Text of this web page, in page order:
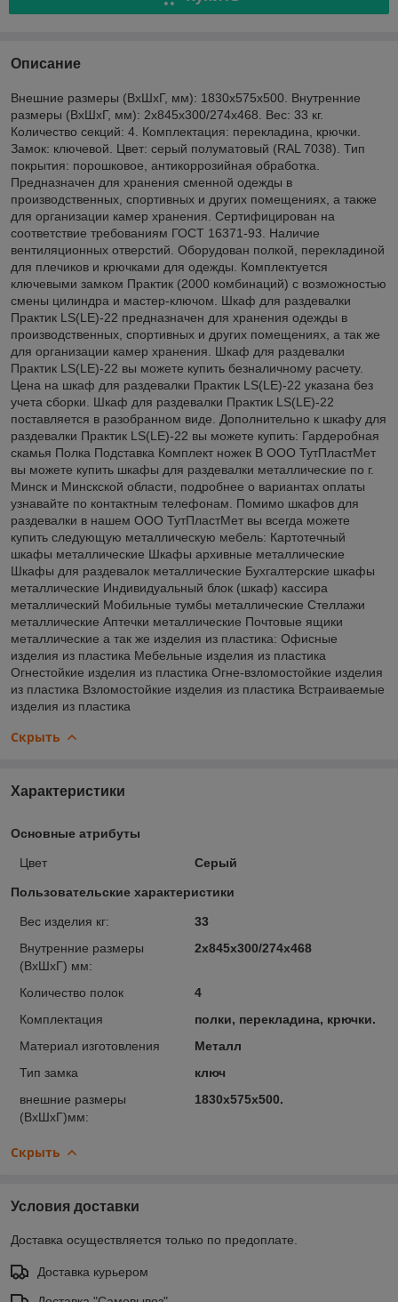
Описание
Внешние размеры (ВхШхГ, мм): 1830х575х500. Внутренние
размеры (ВхШхГ, мм): 2х845х300/274х468. Вес: 33 кг.
Количество секций: 4. Комплектация: перекладина, крючки.
Замок: ключевой. Цвет: серый полуматовый (RAL 7038). Тип
покрытия: порошковое, антикоррозийная обработка.
Предназначен для хранения сменной одежды в
производственных, спортивных и других помещениях, а также
для организации камер хранения. Сертифицирован на
соответствие требованиям ГОСТ 16371-93. Наличие
вентиляционных отверстий. Оборудован полкой, перекладиной
для плечиков и крючками для одежды. Комплектуется
ключевыми замком Практик (2000 комбинаций) с возможностью
смены цилиндра и мастер-ключом. Шкаф для раздевалки
Практик LS(LE)-22 предназначен для хранения одежды в
производственных, спортивных и других помещениях, а так же
для организации камер хранения. Шкаф для раздевалки
Практик LS(LE)-22 вы можете купить безналичному расчету.
Цена на шкаф для раздевалки Практик LS(LE)-22 указана без
учета сборки. Шкаф для раздевалки Практик LS(LE)-22
поставляется в разобранном виде. Дополнительно к шкафу для
раздевалки Практик LS(LE)-22 вы можете купить: Гардеробная
скамья Полка Подставка Комплект ножек В ООО ТутПластМет
вы можете купить шкафы для раздевалки металлические по г.
Минск и Минскской области, подробнее о вариантах оплаты
узнавайте по контактным телефонам. Помимо шкафов для
раздевалки в нашем ООО ТутПластМет вы всегда можете
купить следующую металлическую мебель: Картотечный
шкафы металлические Шкафы архивные металлические
Шкафы для раздевалок металлические Бухгалтерские шкафы
металлические Индивидуальный блок (шкаф) кассира
металлический Мобильные тумбы металлические Стеллажи
металлические Аптечки металлические Почтовые ящики
металлические а так же изделия из пластика: Офисные
изделия из пластика Мебельные изделия из пластика
Огнестойкие изделия из пластика Огне-взломостойкие изделия
из пластика Взломостойкие изделия из пластика Встраиваемые
изделия из пластика
Скрыть
Характеристики
Основные атрибуты
Цвет Серый
Пользовательские характеристики
Вес изделия кг:
33
Внутренние размеры
(ВхШхГ) мм:
2х845х300/274х468
Количество полок
4
Комплектация
полки, перекладина, крючки.
Материал изготовления
Металл
Тип замка
ключ
внешние размеры
(ВхШхГ)мм:
1830х575х500.
Скрыть
Условия доставки
Доставка осуществляется только по предоплате.
Доставка курьером